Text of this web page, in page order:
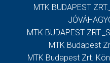
MTK BUDAPEST
MTK BUDAPEST
MTK Budapest
MTK Budapest Zrt.